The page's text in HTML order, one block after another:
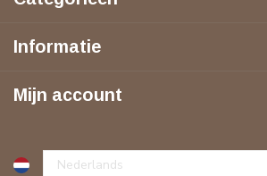
Informatie
Mijn account